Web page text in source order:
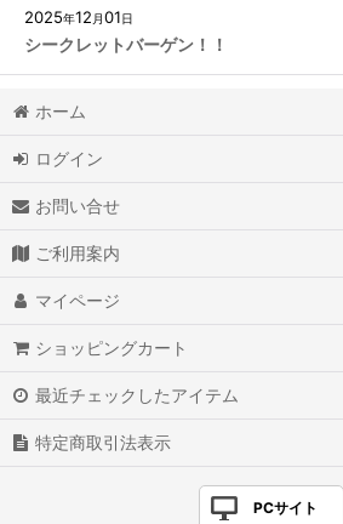
2025年12 月01日
シークレットバーゲン！！
ホーム
ログイン
お問い合せ
ご利用案内
マイページ
ショッピングカート
最近チェックしたアイテム
特定商取引法表示
PCサイト